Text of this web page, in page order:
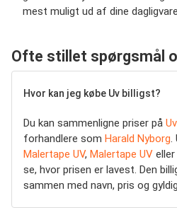
mest muligt ud af dine
Ofte stillet spørgsmål
Hvor kan jeg købe Uv billigst?
Du kan sammenligne priser på Uv
forhandlere som Harald Nyborg.
Malertape UV, Malertape UV eller
se, hvor prisen er lavest. Den
sammen med navn, pris og